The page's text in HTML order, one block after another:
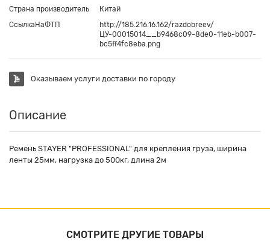
Страна производитель
Китай
СсылкаНаФТП
http://185.216.16.162/razdobreev/
ЦУ-00015014__b9468c09-8de0-11eb-b007-
bc5ff4fc8eba.png
Оказываем услуги доставки по городу
Описание
Ремень STAYER "PROFESSIONAL" для крепления груза, ширина
ленты 25мм, нагрузка до 500кг, длина 2м
СМОТРИТЕ ДРУГИЕ ТОВАРЫ